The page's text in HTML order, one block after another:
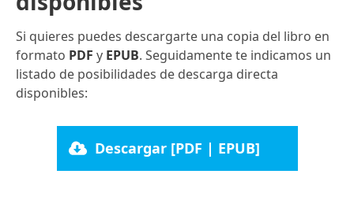
Si quieres puedes descargarte una copia del libro en
formato PDF y EPUB. Seguidamente te indicamos un
listado de posibilidades de descarga directa
disponibles:
Descargar [PDF | EPUB]